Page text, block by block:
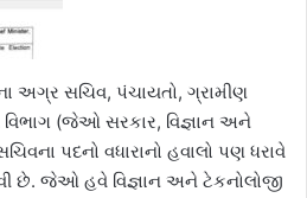
અગ્ર સચિવ, પંચાયતો, ગ્રામીણ
(જેઓ સરકાર, વિજ્ઞાન અને
પદનો વધારાનો હવાલો પણ ધરાવે
છે. જેઓ હવે વિજ્ઞાન અને ટેકનોલોજી